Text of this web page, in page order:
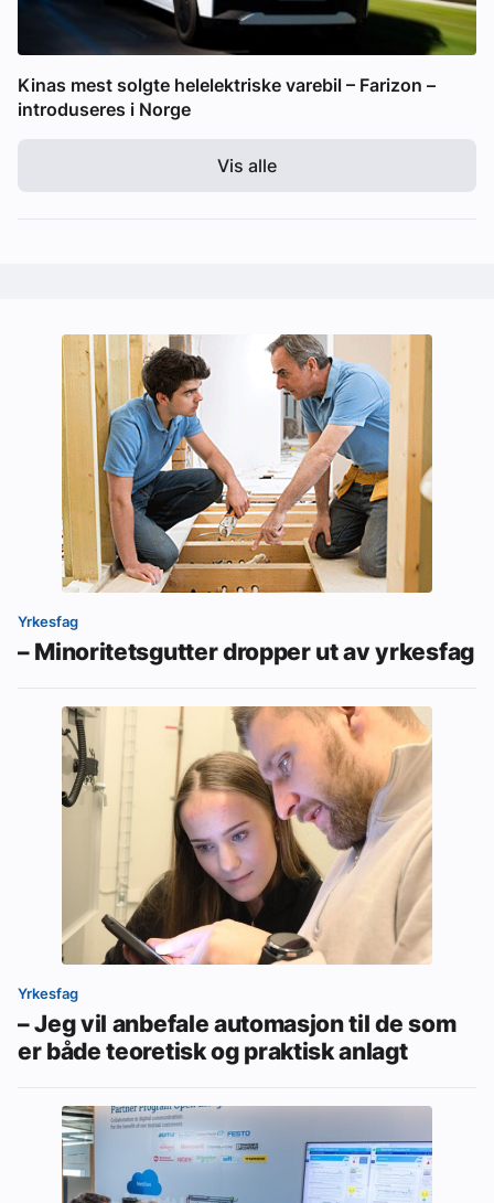
Kinas mest solgte helelektriske varebil – Farizon –
introduseres i Norge
Vis alle
Yrkesfag
– Minoritetsgutter dropper ut av yrkesfag
Yrkesfag
– Jeg vil anbefale automasjon til de som
er både teoretisk og praktisk anlagt